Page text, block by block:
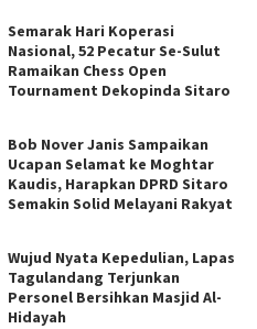
Semarak Hari Koperasi
Nasional, 52 Pecatur Se-Sulut
Ramaikan Chess Open
Tournament Dekopinda Sitaro
Bob Nover Janis Sampaikan
Ucapan Selamat ke Moghtar
Kaudis, Harapkan DPRD Sitaro
Semakin Solid Melayani Rakyat
Wujud Nyata Kepedulian, Lapas
Tagulandang Terjunkan
Personel Bersihkan Masjid Al-
Hidayah